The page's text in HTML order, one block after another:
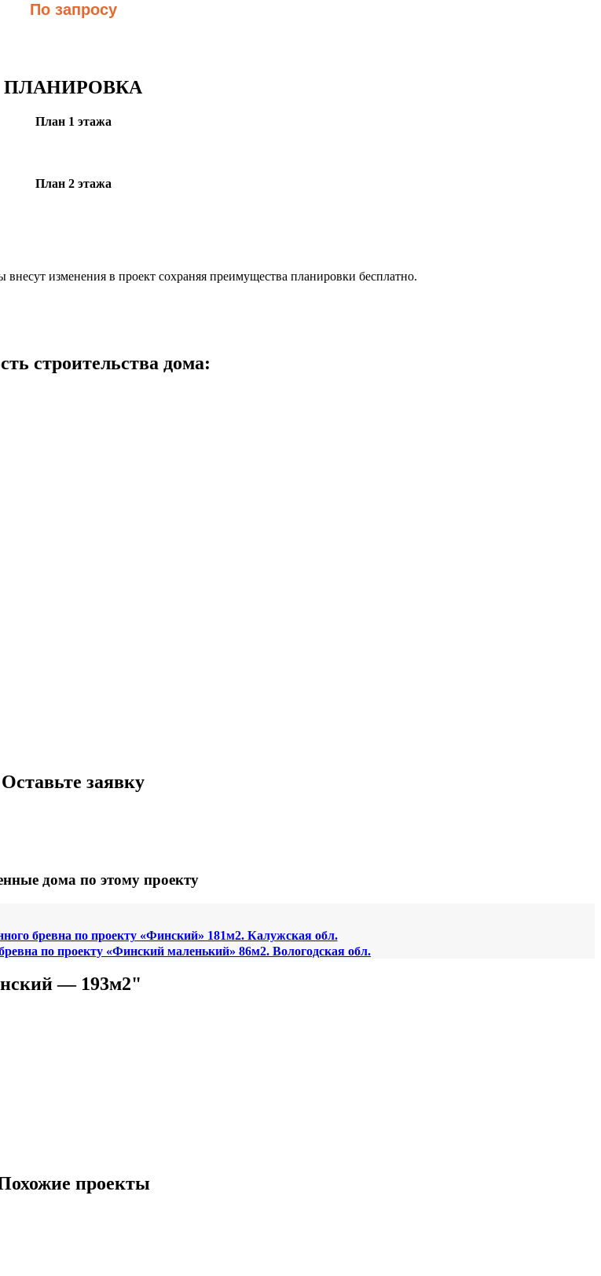
По запросу
ПЛАНИРОВКА
План 1 этажа
План 2 этажа
изменения в проект сохраняя преимущества планировки бесплатно.
строительства дома:
Оставьте заявку
дома по этому проекту
бревна по проекту «Финский» 181м2. Калужская обл.
по проекту «Финский маленький» 86м2. Вологодская обл.
— 193м2"
проекты